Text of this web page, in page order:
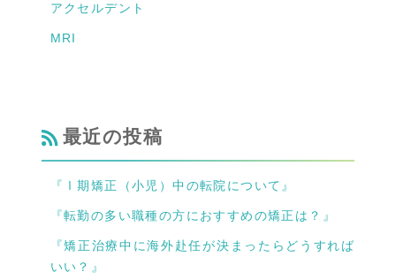
アクセルデント
MRI
最近の投稿
『Ⅰ期矯正（小児）中の転院について』
『転勤の多い職種の方におすすめの矯正は？』
『矯正治療中に海外赴任が決まったらどうすれば
いい？』